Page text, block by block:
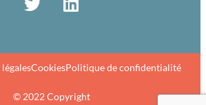
CookiesPolitique de confidentialité
© 2022 Copyright